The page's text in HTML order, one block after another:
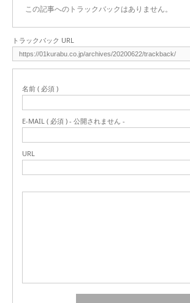
この記事へのトラックバックはありません。
トラックバック URL
名前 ( 必須 )
E-MAIL ( 必須 ) - 公開されません -
URL